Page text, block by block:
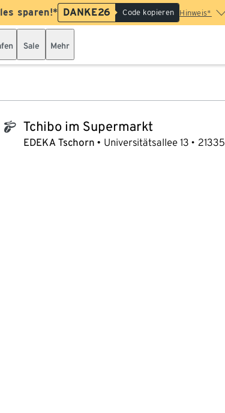
sparen!* DANKE26 Code kopieren Hinweis*
Sale Mehr
tchibo_logo Tchibo im Supermarkt
EDEKA Tschorn Universitätsallee 13 21335